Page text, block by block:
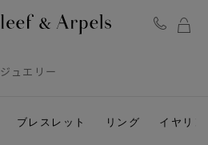
ン
フ
ジュエリー
ブレスレット リング イヤリン